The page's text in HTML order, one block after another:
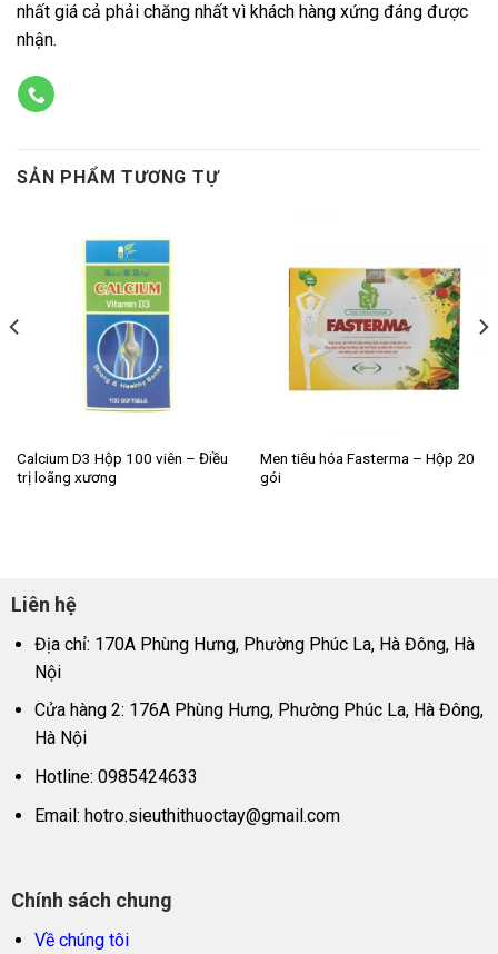
nhất giá cả phải chăng nhất vì khách hàng xứng đáng được
nhận.
SẢN PHẨM TƯƠNG TỰ
Calcium D3 Hộp 100 viên – Điều
trị loãng xương
Men tiêu hóa Fasterma – Hộp 20
gói
Liên hệ
Địa chỉ: 170A Phùng Hưng, Phường Phúc La, Hà Đông, Hà
Nội
Cửa hàng 2: 176A Phùng Hưng, Phường Phúc La, Hà Đông,
Hà Nội
Hotline: 0985424633
Email: hotro.sieuthithuoctay@gmail.com
Chính sách chung
Về chúng tôi